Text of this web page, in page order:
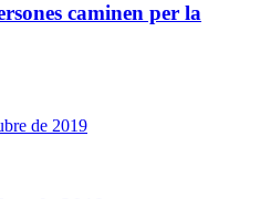
caminen per la